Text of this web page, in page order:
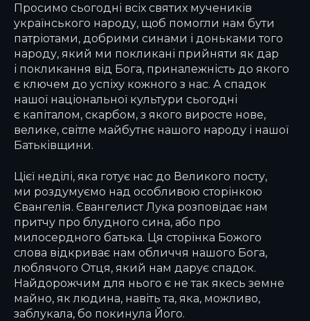
Просимо сьогодні всіх святих мучеників
українського народу, щоб помогли нам бути
патріотами, добрими синами і доньками того
народу, який ми покликані прийняти як дар
і покликання від Бога, приналежність до якого
є ключем до успіху кожного з нас. А спадок
нашої національної культури сьогодні
є капіталом, скарбом, з якого виросте нове,
велике, світле майбутнє нашого народу і нашої
Батьківщини.
Цієї неділі, яка готує нас до Великого посту,
ми роздумуємо над особливою сторінкою
Євангелія. Євангелист Лука розповідає нам
притчу про блудного сина, або про
милосердного батька. Ця сторінка Божого
слова відкриває нам обличчя нашого Бога,
люблячого Отця, який нам дарує спадок.
Найдорожчим для нього є не так якесь земне
майно, як людина, навіть та, яка, можливо,
заблукала, бо покинула Його.